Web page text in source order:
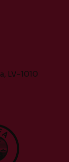
LV-1010